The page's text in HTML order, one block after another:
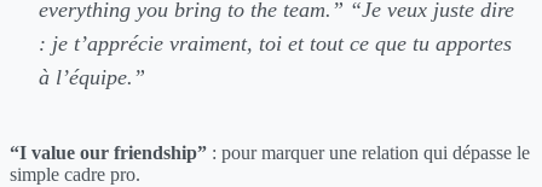
everything you bring to the team.” “Je veux juste dire
: je t’apprécie vraiment, toi et tout ce que tu apportes
à l’équipe.”
“I value our friendship” : pour marquer une relation qui dépasse le
simple cadre pro.